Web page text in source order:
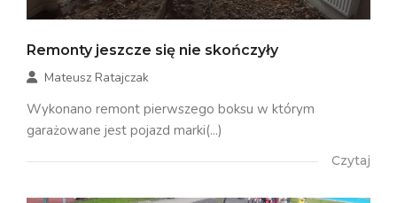
Remonty jeszcze się nie skończyły
Mateusz Ratajczak
Wykonano remont pierwszego boksu w którym
garażowane jest pojazd marki(...)
Czytaj